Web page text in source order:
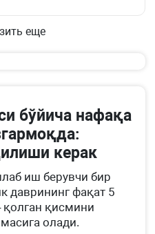
еще
бўйича нафақа
керак
иш берувчи бир
даврининг фақат 5
қолган қисмини
олади.